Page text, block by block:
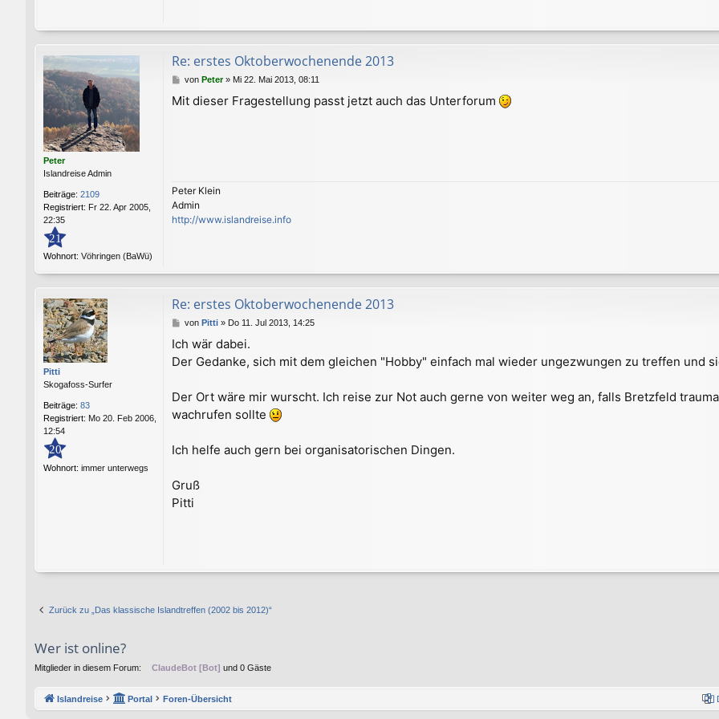
Peter
Islandreise Admin
Beiträge: 2109
Registriert: Fr 22. Apr 2005,
22:35
21
Wohnort: Vöhringen (BaWü)
Re: erstes Oktoberwochenende 2013
B
i
von Peter» Mi 22. Mai 2013, 08:11
Mit dieser Fragestellung passt jetzt auch das Unterforum
Peter Klein
Admin
http://www.islandreise.info
Pitti
Skogafoss-Surfer
Beiträge: 83
Registriert: Mo 20. Feb 2006,
12:54
20
Wohnort: immer unterwegs
Re: erstes Oktoberwochenende 2013
B
i
t
g
von Pitti» Do 11. Jul 2013, 14:25
Ich wär dabei.
Der Gedanke, sich mit dem gleichen "Hobby" einfach mal wieder ungezwungen zu treffen und
Der Ort wäre mir wurscht. Ich reise zur Not auch gerne von weiter weg an, falls Bretzfeld
wachrufen sollte
Ich helfe auch gern bei organisatorischen Dingen.
Gruß
Pitti
Zurück zu „Das klassische Islandtreffen (2002 bis 2012)“
Wer ist online?
Mitglieder in diesem Forum: ClaudeBot [Bot] und 0 Gäste
Islandreise Portal Foren-Übersicht